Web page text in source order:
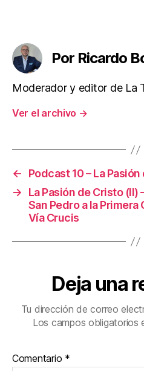
Por Ricardo
Moderador y editor de La
Ver el archivo →
←
Podcast 10 – La
→
La Pasión de Cristo (II)
San Pedro a la
Vía Crucis
Deja una
Tu dirección de correo
Los campos obligatorios
Comentario *